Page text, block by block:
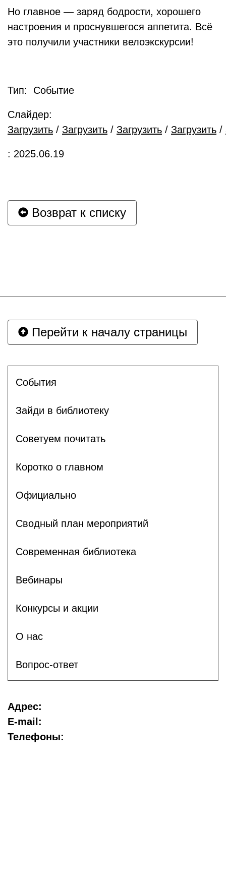
Но главное — заряд бодрости, хорошего
настроения и проснувшегося аппетита. Всё
это получили участники велоэкскурсии!
Тип: Событие
Слайдер:
Загрузить / Загрузить / Загрузить / Загрузить /
: 2025.06.19
Возврат к списку
Перейти к началу страницы
События
Зайди в библиотеку
Советуем почитать
Коротко о главном
Официально
Сводный план мероприятий
Современная библиотека
Вебинары
Конкурсы и акции
О нас
Вопрос-ответ
Адрес:
E-mail:
Телефоны: